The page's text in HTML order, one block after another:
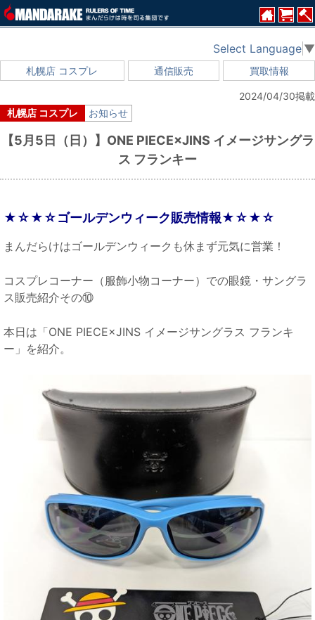
札幌店 コスプレ 通信販売 買取情報
Select Language ▼
札幌店 コスプレ お知らせ
2024/04/30掲載
【5月5日（日）】ONE PIECE×JINS イメージサングラ
ス フランキー
★☆★☆ゴールデンウィーク販売情報★☆★☆
まんだらけはゴールデンウィークも休まず元気に営業！
コスプレコーナー（服飾小物コーナー）での眼鏡・サングラ
ス販売紹介その⑩
本日は「ONE PIECE×JINS イメージサングラス フランキ
ー」を紹介。